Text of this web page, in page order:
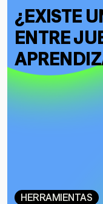
¿EXISTE
ENTRE
HERRAMIENTAS